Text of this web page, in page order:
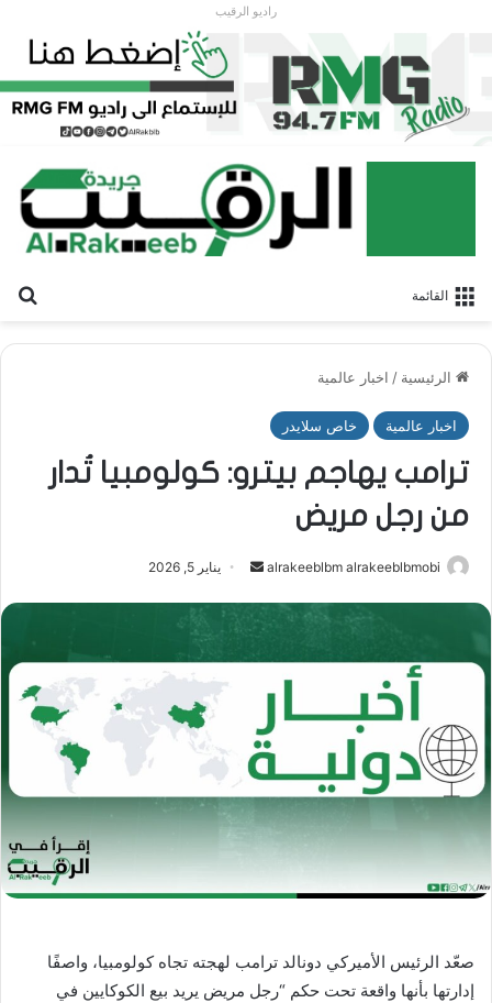
راديو الرقيب
القائمة
الرئيسية / اخبار عالمية
اخبار عالمية خاص سلايدر
ترامب يهاجم بيترو: كولومبيا تُدار
من رجل مريض
alrakeeblbm alrakeeblbmobi
أرسل
إلكترونيا
يناير 5, 2026
صعّد الرئيس الأميركي دونالد ترامب لهجته تجاه كولومبيا، واصفًا
إدارتها بأنها واقعة تحت حكم “رجل مريض يريد بيع الكوكايين في